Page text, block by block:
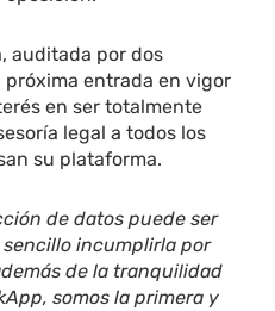
auditada por dos
entrada en vigor
en ser totalmente
legal a todos los
su plataforma.
de datos puede ser
incumplirla por
de la tranquilidad
somos la primera y